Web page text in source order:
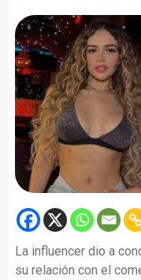
La influencer dio a
su relación con el